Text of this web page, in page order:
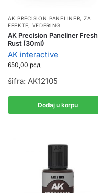
AK PRECISION PANELINER, ZA
EFEKTE, VEDERING
AK Precision Paneliner Fresh
Rust (30ml)
AK interactive
650,00 рсд
šifra: AK12105
Dodaj u korpu